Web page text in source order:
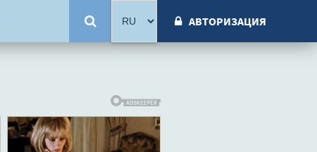
АВТОРИЗАЦИЯ